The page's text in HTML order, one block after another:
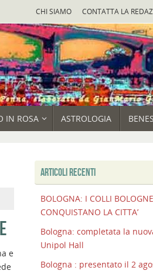
CHI SIAMO CONTATTA LA
IN ROSA ASTROLOGIA
e BOLOGNA:
ARTICOLI RECENTI
BOLOGNA: I COLLI
CONQUISTANO LA CITTA’
Bologna: completata la
Unipol Hall
Bologna : presentato il 2